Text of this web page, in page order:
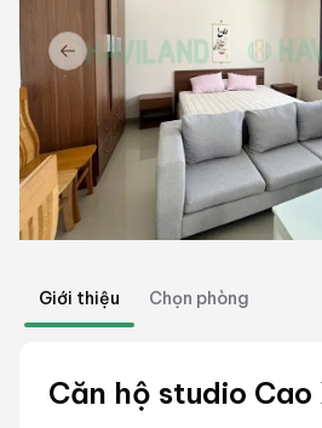
Previous slide
Giới thiệu Chọn phòng
Căn hộ studio Cao